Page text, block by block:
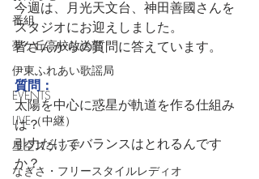
番組
夢ケ丘高校放送部
伊東ふれあい歌謡局
EVENTS
LIVE（中継）
星空スケッチ
なぎさ・フリースタイルレディオ
今週は、月光天文台、神田善國さんを
スタジオにお迎えしました。
皆さんからの質問に答えています。
質問：
太陽を中心に惑星が軌道を作る仕組み
は？
引力だけでバランスはとれるんです
か？